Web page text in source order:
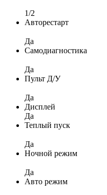
1/2
Авторестарт
Да
Самодиагностика
Да
Пульт Д/У
Да
Дисплей
Да
Теплый пуск
Да
Ночной режим
Да
Авто режим